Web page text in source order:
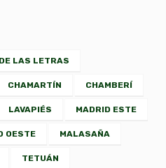
LAS LETRAS
CHAMARTÍN CHAMBERÍ
LAVAPIÉS MADRID ESTE
OESTE MALASAÑA
TETUÁN